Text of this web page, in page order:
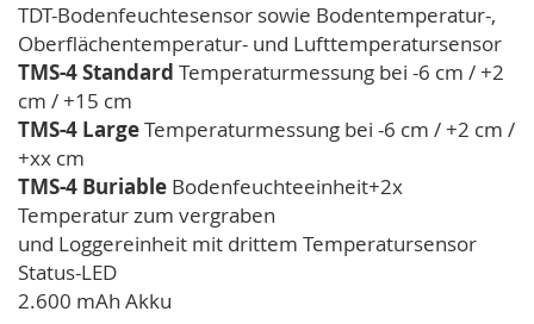
TDT-Bodenfeuchtesensor sowie Bodentemperatur-,
Oberflächentemperatur- und Lufttemperatursensor
TMS-4 Standard Temperaturmessung bei -6 cm / +2
cm / +15 cm
TMS-4 LargeTemperaturmessung bei -6 cm / +2 cm /
+xx cm
TMS-4 Buriable Bodenfeuchteeinheit+2x
Temperatur zum vergraben
und Loggereinheit mit drittem Temperatursensor
Status-LED
2.600 mAh Akku